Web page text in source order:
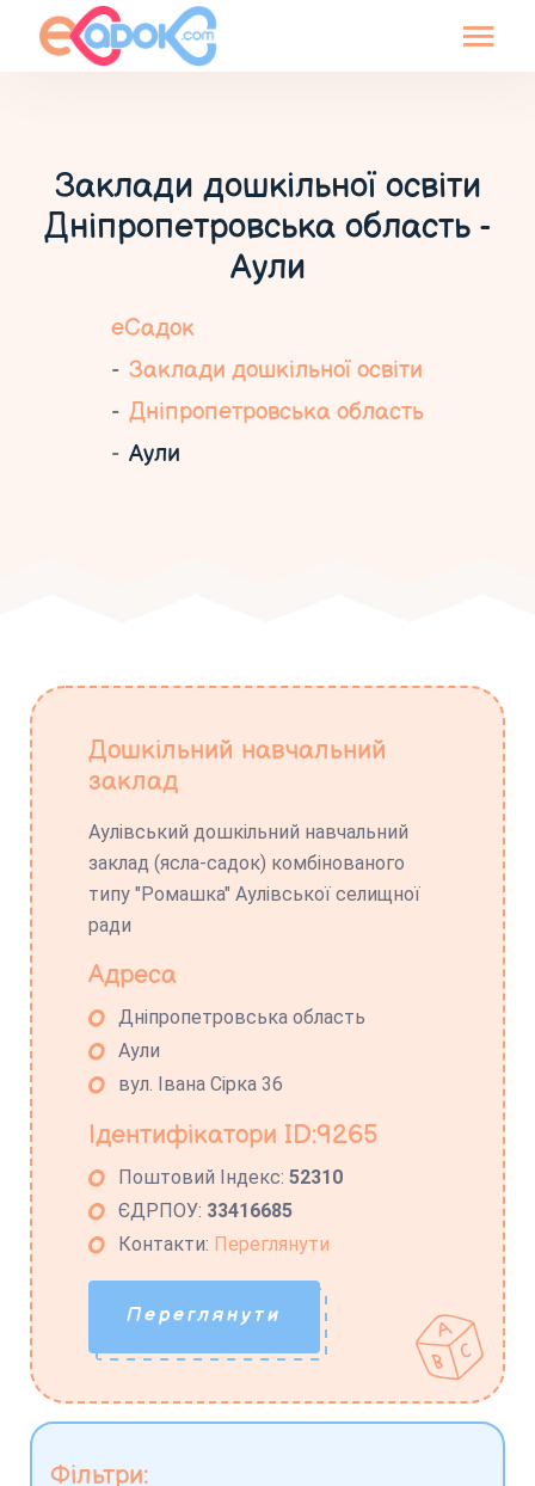
Заклади дошкільної освіти
Дніпропетровська область -
Аули
еСадок
Заклади дошкільної освіти
Дніпропетровська область
Аули
Фільтри:
Дошкільний навчальний
заклад
Аулівський дошкільний навчальний
заклад (ясла-садок) комбінованого
типу "Ромашка" Аулівської селищної
ради
Адреса
Дніпропетровська область
Аули
вул. Івана Сірка 36
Ідентифікатори ID:9265
Поштовий Індекс:52310
ЄДРПОУ: 33416685
Контакти: Переглянути
Переглянути